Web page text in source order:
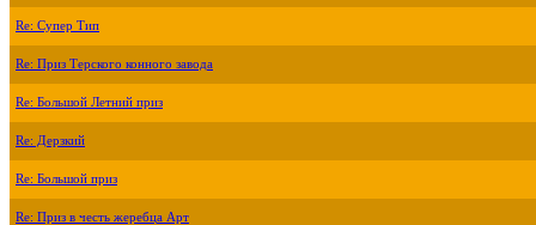
Re: Супер Тип
Re: Приз Терского конного завода
Re: Большой Летний приз
Re: Дерзкий
Re: Большой приз
Re: Приз в честь жеребца Арт